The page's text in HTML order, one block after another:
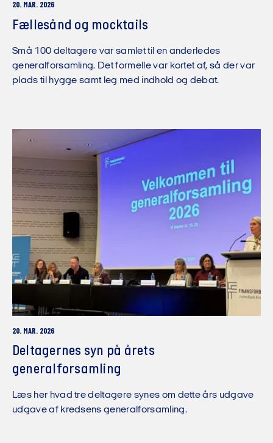
20. MAR. 2026
Fællesånd og mocktails
Små 100 deltagere var samlet til en anderledes
generalforsamling. Det formelle var kortet af, så der var
plads til hygge samt leg med indhold og debat.
20. MAR. 2026
Deltagernes syn på årets
generalforsamling
Læs her hvad tre deltagere synes om dette års udgave
udgave af kredsens generalforsamling.